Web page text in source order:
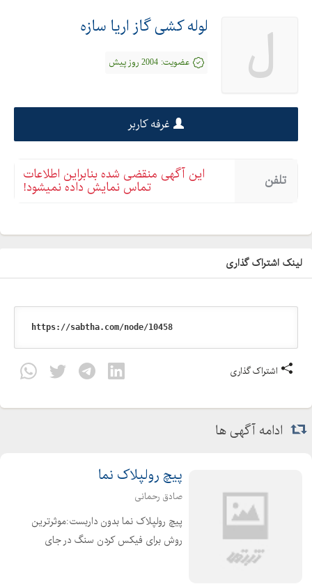
ل لوله کشی گاز اریا سازه
عضویت: 2004 روز پیش
غرفه کاربر
تلفن این آگهی منقضی شده بنابراین اطلاعات
تماس نمایش داده نمیشود!
لینک اشتراک گذاری
اشتراک گذاری
ادامه آگهی ها
پیچ رولپلاک نما
صادق رحمانی
پیچ رولپلاک نما بدون داربست:موثرترین
روش برای فیکس کردن سنگ در جای